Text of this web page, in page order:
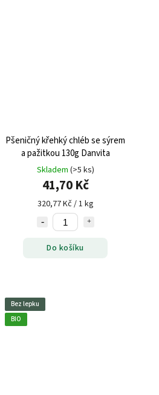
Pšeničný křehký chléb se sýrem
a pažitkou 130g Danvita
Skladem (>5 ks)
41,70 Kč
320,77 Kč / 1 kg
Do košíku
Bez lepku
BIO